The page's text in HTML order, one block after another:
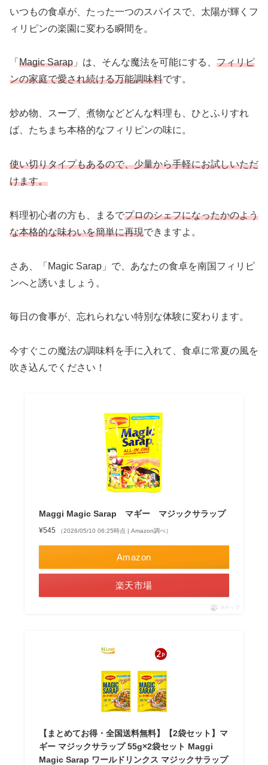
いつもの食卓が、たった一つのスパイスで、太陽が輝くフ
ィリピンの楽園に変わる瞬間を。
「 Magic Sarap 」は、そんな魔法を可能にする、 フィリピ
ンの家庭で愛され続ける万能調味料です。
炒め物、スープ、煮物などどんな料理も、ひとふりすれ
ば、たちまち本格的なフィリピンの味に。
使い切りタイプもあるので、少量から手軽にお試しいただ
けます。
料理初心者の方も、まるでプロのシェフになったかのよう
な本格的な味わいを簡単に再現できますよ。
さあ、「Magic Sarap」で、あなたの食卓を南国フィリピ
ンへと誘いましょう。
毎日の食事が、忘れられない特別な体験に変わります。
今すぐこの魔法の調味料を手に入れて、食卓に常夏の風を
吹き込んでください！
Maggi Magic Sarap マギー マジックサラップ
¥545 （2026/05/10 06:25時点 | Amazon調べ）
Amazon
楽天市場
ポチップ
【まとめてお得・全国送料無料】【2袋セット】マ
ギー マジックサラップ 55g×2袋セット Maggi
Magic Sarap ワールドリンクス マジックサラップ